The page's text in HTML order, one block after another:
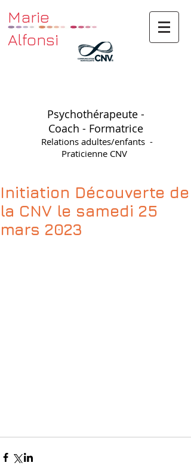
Marie
Alfonsi
Psychothérapeute -
Coach - Formatrice
Relations adultes/enfants -
Praticienne CNV
Initiation Découverte de
la CNV le samedi 25
mars 2023